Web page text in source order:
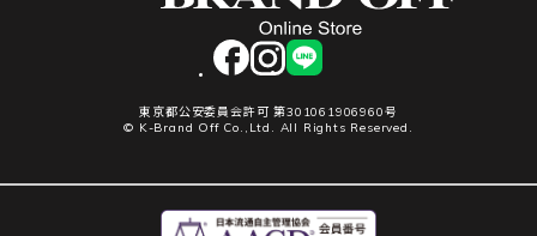
facebookinstagram
LINE
東京都公安委員会許可 第301061906960号
© K-Brand Off Co.,Ltd. All Rights Reserved.